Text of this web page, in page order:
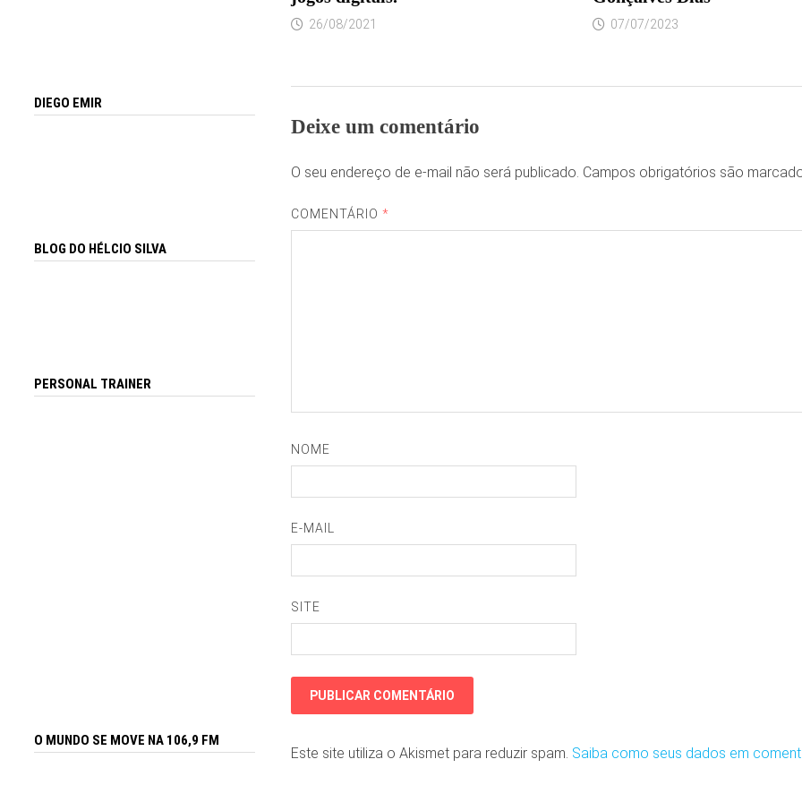
26/08/2021 07/07/2023
Deixe um comentário
O seu endereço de e-mail não será publicado. Campos obrigatórios são
COMENTÁRIO*
NOME
E-MAIL
SITE
Este site utiliza o Akismet para reduzir spam. Saiba como seus dados em
DIEGO EMIR
BLOG DO HÉLCIO SILVA
PERSONAL TRAINER
O MUNDO SE MOVE NA 106,9 FM